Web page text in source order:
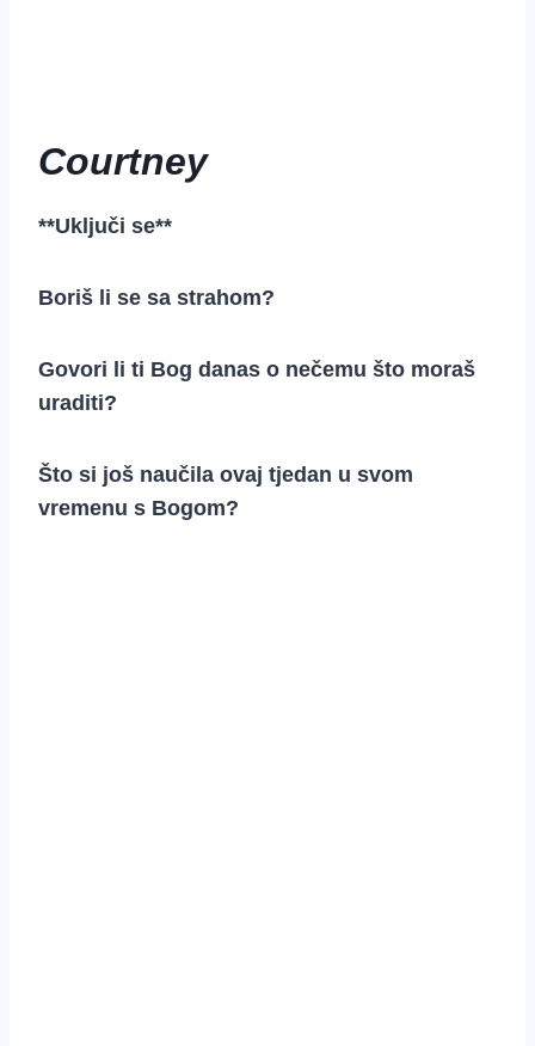
Courtney
**Uključi se**
Boriš li se sa strahom?
Govori li ti Bog danas o nečemu što moraš
uraditi?
Što si još naučila ovaj tjedan u svom
vremenu s Bogom?